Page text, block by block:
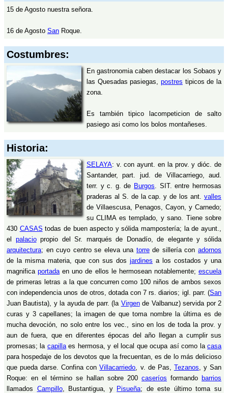
15 de Agosto nuestra señora.
16 de Agosto San Roque.
Costumbres:
En gastronomia caben destacar los Sobaos y
las Quesadas pasiegas, postres tipicos de la
zona.
Es también tipico lacompeticion de salto
pasiego asi como los bolos montañeses.
Historia:
SELAYA: v. con ayunt. en la prov. y dióc. de
Santander, part. jud. de Villacarriego, aud.
terr. y c. g. de Burgos. SIT. entre hermosas
praderas al S. de la cap. y de los ant. valles
de Villaescusa, Penagos, Cayon, y Carnedo;
su CLIMA es templado, y sano. Tiene sobre
430 CASAS todas de buen aspecto y sólida mampostería; la de ayunt.,
el palaciopropio del Sr. marqués de Donadío, de elegante y sólida
arquitectura; en cuyo centro se eleva una torrede sillería conadornos
de la misma materia, que con sus dos jardines a los costados y una
magnificaportadaen uno de ellos le hermosean notablemente;escuela
de primeras letras a la que concurren como 100 niños de ambos sexos
con independencia unos de otros, dotada con 7 rs. diarios; igl. parr. (San
Juan Bautista), y la ayuda de parr. (la Virgende Valbanuz) servida por 2
curas y 3 capellanes; la imagen de que toma nombre la última es de
mucha devoción, no solo entre los vec., sino en los de toda la prov. y
aun de fuera, que en diferentes épocas del año llegan a cumplir sus
promesas; la capillaes hermosa, y el local que ocupa así como lacasa
para hospedaje de los devotos que la frecuentan, es de lo más delicioso
que pueda darse. Confina conVillacarriedo, v. de Pas, Tezanos, y San
Roque: en el término se hallan sobre 200 caseríos formando barrios
llamados Campillo, Bustantigua, y Pisueña; de este último toma su